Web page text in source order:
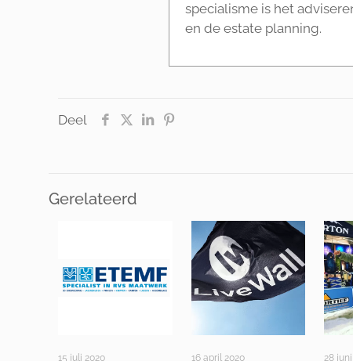
specialisme is het
en de estate planning.
Deel
Gerelateerd
15 juli 2020 16 april 2020 28